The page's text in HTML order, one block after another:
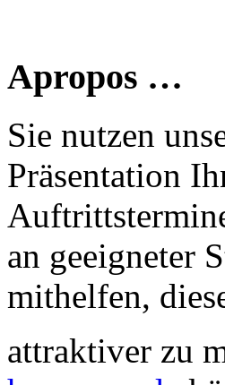
Apropos …
Sie nutzen
Präsentation
an geeigneter
mithelfen,
attraktiver zu